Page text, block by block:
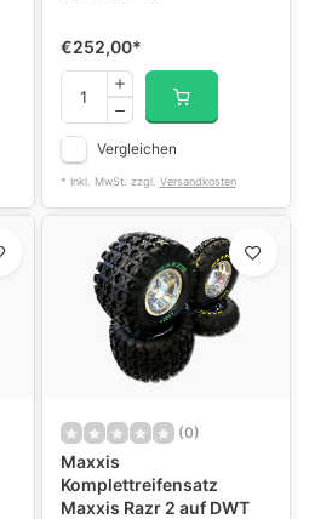
€252,00*
Vergleichen
* Inkl. MwSt. zzgl. Versandkosten
(0)
Maxxis
Komplettreifensatz
Maxxis Razr 2 auf DWT